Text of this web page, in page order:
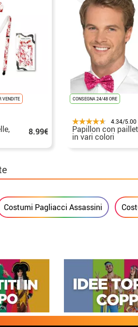
VENDITE
8.99€
CONSEGNA 24/48 ORE
4.34/5.00
Papillon con
in vari colori
Costumi Pagliacci Assassini